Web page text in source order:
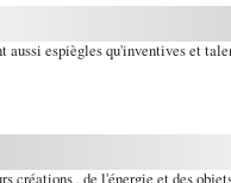
aussi espiègles qu'inventives et
créations , de l'énergie et des